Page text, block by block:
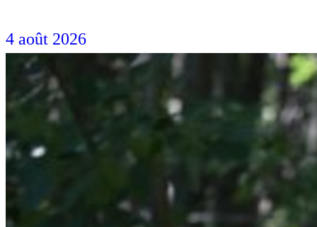
4 août 2026